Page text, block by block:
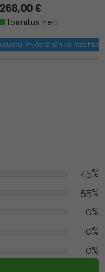
268,00 €
Toimitus heti
myös tähän
45%
55%
0%
0%
0%